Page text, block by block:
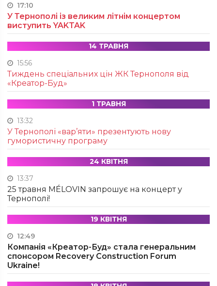
17:10
У Тернополі із великим літнім концертом
виступить YAKTAK
14 ТРАВНЯ
15:56
Тиждень спеціальних цін ЖК Тернополя від
«Креатор-Буд»
1 ТРАВНЯ
13:32
У Тернополі «вар’яти» презентують нову
гумористичну програму
24 КВІТНЯ
13:37
25 травня MÉLOVIN запрошує на концерт у
Тернополі!
19 КВІТНЯ
12:49
Компанія «Креатор-Буд» стала генеральним
спонсором Recovery Construction Forum
Ukraine!